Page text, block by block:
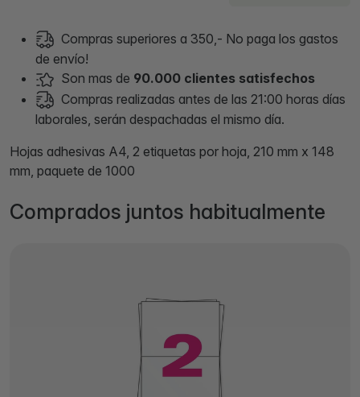
Compras superiores a 350,- No paga los gastos
de envío!
Son mas de 90.000 clientes satisfechos
Compras realizadas antes de las 21:00 horas días
laborales, serán despachadas el mismo día.
Hojas adhesivas A4, 2 etiquetas por hoja, 210 mm x 148
mm, paquete de 1000
Comprados juntos habitualmente